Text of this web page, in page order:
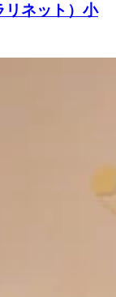
リネット）小